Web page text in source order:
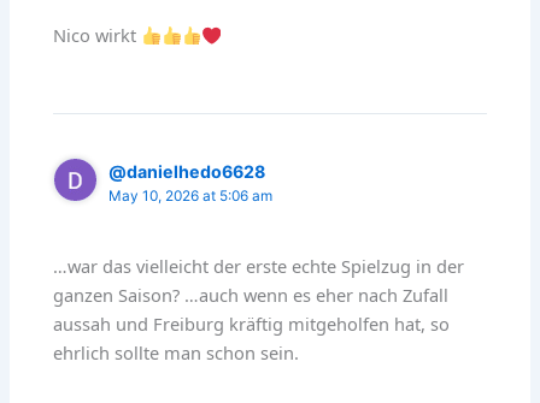
Nico wirkt
@danielhedo6628
May 10, 2026 at 5:06 am
…war das vielleicht der erste echte Spielzug in der
ganzen Saison? …auch wenn es eher nach Zufall
aussah und Freiburg kräftig mitgeholfen hat, so
ehrlich sollte man schon sein.